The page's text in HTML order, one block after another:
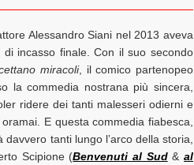
Alessandro Siani nel 2013 aveva
incasso finale. Con il suo secondo
miracoli, il comico partenopeo
la commedia nostrana più sincera,
ridere dei tanti malesseri odierni e
E questa commedia fiabesca,
tanti lungo l’arco della storia,
Scipione (Benvenuti al Sud&al